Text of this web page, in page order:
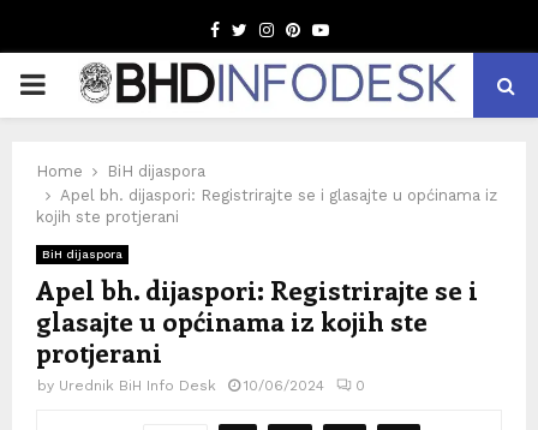
Facebook
TwitterInstagram
Pinterest
Youtube
PRIMARY
Home
BiH dijaspora
Apel bh. dijaspori: Registrirajte se i glasajte u općinama iz
kojih ste protjerani
BiH dijaspora
Apel bh. dijaspori: Registrirajte se i
glasajte u općinama iz kojih ste
protjerani
by Urednik BiH Info Desk 10/06/2024 0